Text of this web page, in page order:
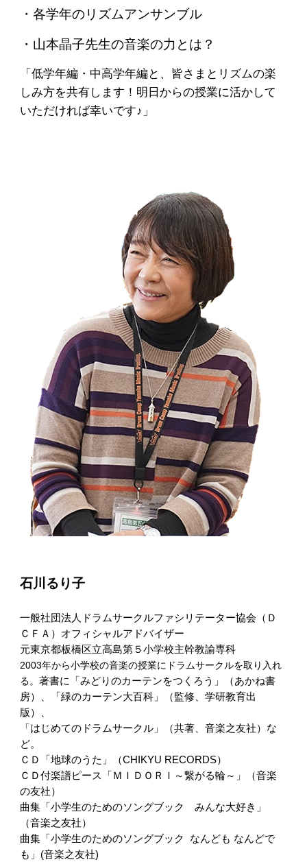
・各学年のリズムアンサンブル
・ 山本晶子先生の音楽の力とは？
「低学年編・中高学年編と、皆さまとリズムの楽
しみ方を共有します！明日からの授業に活かして
いただければ幸いです♪」
石川るり子
一般社団法人ドラムサークルファシリテーター協会（Ｄ
ＣＦＡ）オフィシャルアドバイザー
元東京都板橋区立高島第５小学校主幹教諭専科
2003年から小学校の音楽の授業にドラムサークルを取り入れ
る。著書に「みどりのカーテンをつくろう」（あかね書
房）、「緑のカーテン大百科」（監修、学研教育出
版）、
「はじめてのドラムサークル」（共著、音楽之友社）な
ど。
ＣＤ「地球のうた」（CHIKYU RECORDS）
ＣＤ付楽譜ピース「ＭＩＤＯＲＩ～繋がる輪～」（音楽
の友社）
曲集「小学生のためのソングブック みんな大好き」
（音楽之友社）
曲集「小学生のためのソングブック なんども なんどで
も」(音楽之友社)